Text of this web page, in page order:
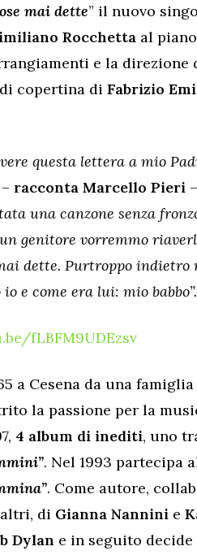
mai dette” il nuovo
Rocchetta al
e la direzione
copertina di Fabrizio
questa lettera a mio
– racconta Marcello Pieri –
una canzone senza
genitore vorremmo
dette. Purtroppo
e come era lui: mio babbo”.
fLBFM9UDEzsv
a Cesena da una
la passione per la
4 album di inediti, uno
. Nel 1993 partecipa
. Come autore,
di Gianna Nannini e
Dylan e in seguito